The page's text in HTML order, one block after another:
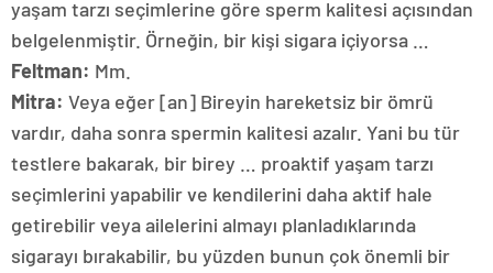
yaşam tarzı seçimlerine göre sperm kalitesi açısından
belgelenmiştir. Örneğin, bir kişi sigara içiyorsa …
Feltman: Mm.
Mitra: Veya eğer [an] Bireyin hareketsiz bir ömrü
vardır, daha sonra spermin kalitesi azalır. Yani bu tür
testlere bakarak, bir birey … proaktif yaşam tarzı
seçimlerini yapabilir ve kendilerini daha aktif hale
getirebilir veya ailelerini almayı planladıklarında
sigarayı bırakabilir, bu yüzden bunun çok önemli bir